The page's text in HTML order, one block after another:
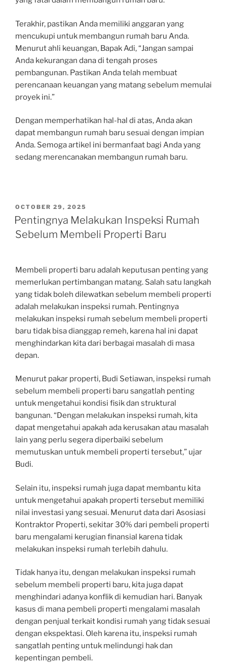
Terakhir, pastikan Anda memiliki anggaran yang
mencukupi untuk membangun rumah baru Anda.
Menurut ahli keuangan, Bapak Adi, “Jangan sampai
Anda kekurangan dana di tengah proses
pembangunan. Pastikan Anda telah membuat
perencanaan keuangan yang matang sebelum memulai
proyek ini.”
Dengan memperhatikan hal-hal di atas, Anda akan
dapat membangun rumah baru sesuai dengan impian
Anda. Semoga artikel ini bermanfaat bagi Anda yang
sedang merencanakan membangun rumah baru.
POSTED
ON
OCTOBER 29, 2025
Pentingnya Melakukan Inspeksi Rumah
Sebelum Membeli Properti Baru
Membeli properti baru adalah keputusan penting yang
memerlukan pertimbangan matang. Salah satu langkah
yang tidak boleh dilewatkan sebelum membeli properti
adalah melakukan inspeksi rumah. Pentingnya
melakukan inspeksi rumah sebelum membeli properti
baru tidak bisa dianggap remeh, karena hal ini dapat
menghindarkan kita dari berbagai masalah di masa
depan.
Menurut pakar properti, Budi Setiawan, inspeksi rumah
sebelum membeli properti baru sangatlah penting
untuk mengetahui kondisi fisik dan struktural
bangunan. “Dengan melakukan inspeksi rumah, kita
dapat mengetahui apakah ada kerusakan atau masalah
lain yang perlu segera diperbaiki sebelum
memutuskan untuk membeli properti tersebut,” ujar
Budi.
Selain itu, inspeksi rumah juga dapat membantu kita
untuk mengetahui apakah properti tersebut memiliki
nilai investasi yang sesuai. Menurut data dari Asosiasi
Kontraktor Properti, sekitar 30% dari pembeli properti
baru mengalami kerugian finansial karena tidak
melakukan inspeksi rumah terlebih dahulu.
Tidak hanya itu, dengan melakukan inspeksi rumah
sebelum membeli properti baru, kita juga dapat
menghindari adanya konflik di kemudian hari. Banyak
kasus di mana pembeli properti mengalami masalah
dengan penjual terkait kondisi rumah yang tidak sesuai
dengan ekspektasi. Oleh karena itu, inspeksi rumah
sangatlah penting untuk melindungi hak dan
kepentingan pembeli.